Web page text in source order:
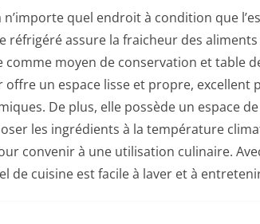
quel endroit à condition que
réfrigéré assure la fraicheur des aliments
moyen de conservation et table
offre un espace lisse et propre, excellent
De plus, elle possède un espace
les ingrédients à la température
convenir à une utilisation culinaire.
de cuisine est facile à laver et à